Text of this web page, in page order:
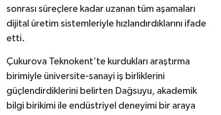
sonrası süreçlere kadar uzanan tüm aşamaları
dijital üretim sistemleriyle hızlandırdıklarını ifade
etti.
Çukurova Teknokent’te kurdukları araştırma
birimiyle üniversite-sanayi iş birliklerini
güçlendirdiklerini belirten Dağsuyu, akademik
bilgi birikimi ile endüstriyel deneyimi bir araya